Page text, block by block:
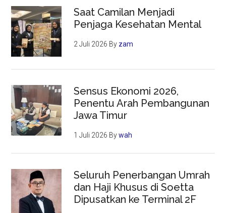
Saat Camilan Menjadi
Penjaga Kesehatan Mental
2 Juli 2026 By zam
Sensus Ekonomi 2026,
Penentu Arah Pembangunan
Jawa Timur
1 Juli 2026 Bywah
Seluruh Penerbangan Umrah
dan Haji Khusus di Soetta
Dipusatkan ke Terminal 2F